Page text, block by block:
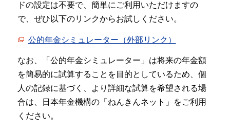
ドの設定は不要で、簡単にご利用いただけますの
で、ぜひ以下のリンクからお試しください。
公的年金シミュレーター（外部リンク）
なお、「公的年金シミュレーター」は将来の年金額
を簡易的に試算することを目的としているため、個
人の記録に基づく、より詳細な試算を希望される場
合は、日本年金機構の「ねんきんネット」をご利用
ください。